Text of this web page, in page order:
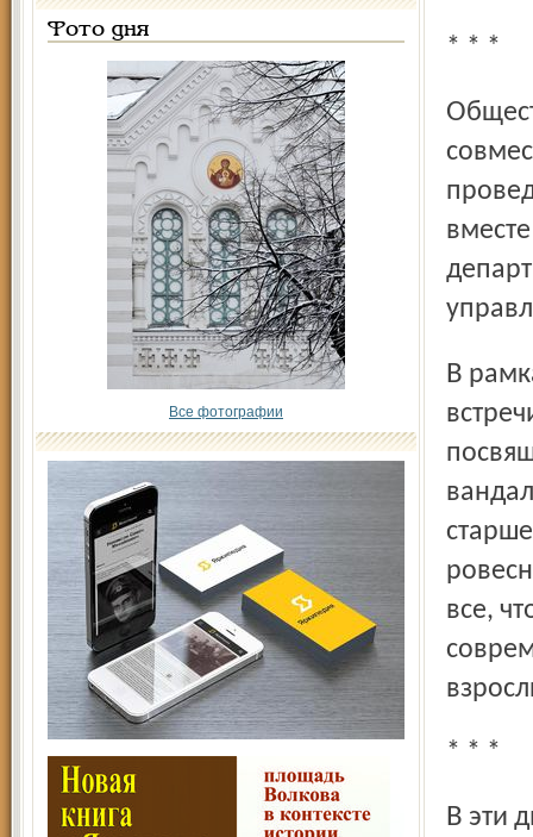
Фото дня
Все фотографии
* * *
Общественно-политическое движение «Ярославль-2000»
В рамках акции во всех школах города прошли уроки,
все,
* * *
В эти дни в нашей области проводится акция «Поможем